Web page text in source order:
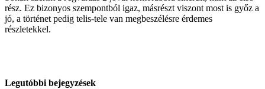
rész. Ez bizonyos szempontból igaz, másrészt viszont most is győz a
jó, a történet pedig telis-tele van megbeszélésre érdemes
részletekkel.
Legutóbbi bejegyzések